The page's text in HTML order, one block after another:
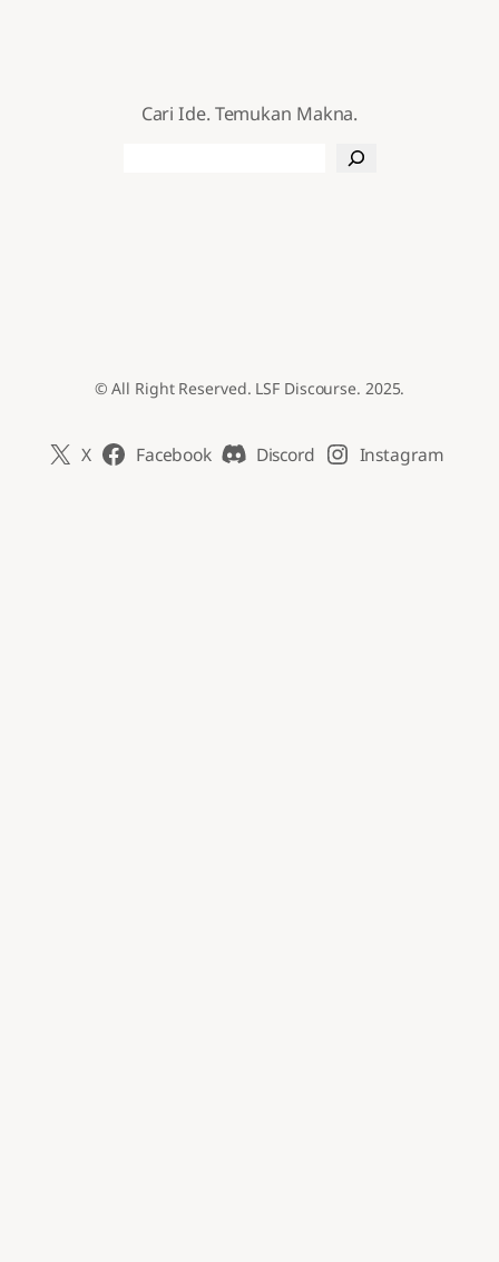
Cari Ide. Temukan Makna.
© All Right Reserved. LSF Discourse. 2025.
X Facebook Discord Instagram